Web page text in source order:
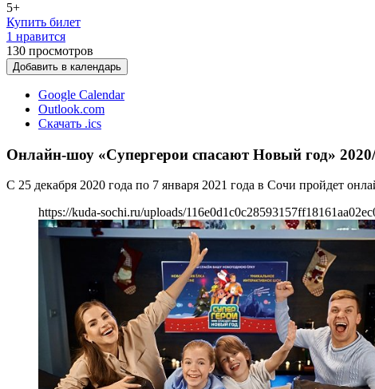
5+
Купить билет
1 нравится
130 просмотров
Добавить в календарь
Google Calendar
Outlook.com
Скачать .ics
Онлайн-шоу «Супергерои спасают Новый год»
С 25 декабря 2020 года по 7 января 2021 года в Сочи пройдет
https://kuda-sochi.ru/uploads/